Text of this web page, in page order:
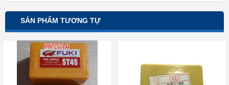
SẢN PHẨM TƯƠNG TỰ